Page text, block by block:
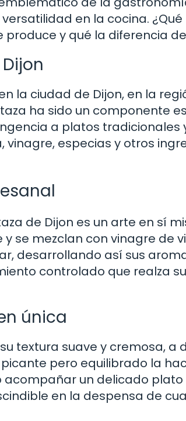
en la cocina.
y qué la diferencia
la ciudad de Dijon, en la
ha sido un componente
a platos tradicionales
especias y otros
de Dijon es un arte en sí
se mezclan con vinagre de
desarrollando así sus
controlado que realza
única
textura suave y cremosa, a
pero equilibrado la
un delicado plato
en la despensa de